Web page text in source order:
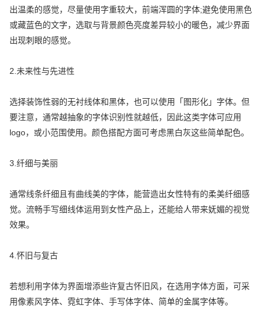
出温柔的感觉，尽量使用字重较大，前端浑圆的字体;避免使用黑色
或藏蓝色的文字，选取与背景颜色亮度差异较小的暖色，减少界面
出现刺眼的感觉。
2.未来性与先进性
选择装饰性弱的无衬线体和黑体，也可以使用「图形化」字体。但
要注意，通常越抽象的字体识别性就越低，因此这类字体可应用
logo，或小范围使用。颜色搭配方面可考虑黑白灰这些简单配色。
3.纤细与美丽
通常线条纤细且有曲线美的字体，能营造出女性特有的柔美纤细感
觉。流畅手写细线体运用到女性产品上，还能给人带来妩媚的视觉
效果。
4.怀旧与复古
若想利用字体为界面增添些许复古怀旧风，在选用字体方面，可采
用像素风字体、霓虹字体、手写体字体、简单的金属字体等。